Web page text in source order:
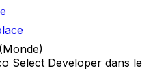
Select Developer dans le